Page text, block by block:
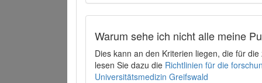
Warum sehe ich nicht alle meine
Dies kann an den Kriterien liegen, die für
lesen Sie dazu die Richtlinien für die
Universitätsmedizin Greifswald